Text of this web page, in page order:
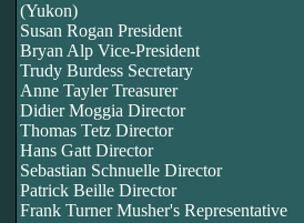
(Yukon)
Susan Rogan President
Bryan Alp Vice-President
Trudy Burdess Secretary
Anne Tayler Treasurer
Didier Moggia Director
Thomas Tetz Director
Hans Gatt Director
Sebastian Schnuelle Director
Patrick Beille Director
Frank Turner Musher's Representative